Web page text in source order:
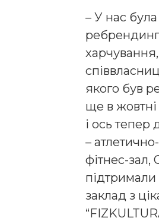
– У нас
якого був
ще в
і ось тепер
–
фітнес-
заклад з